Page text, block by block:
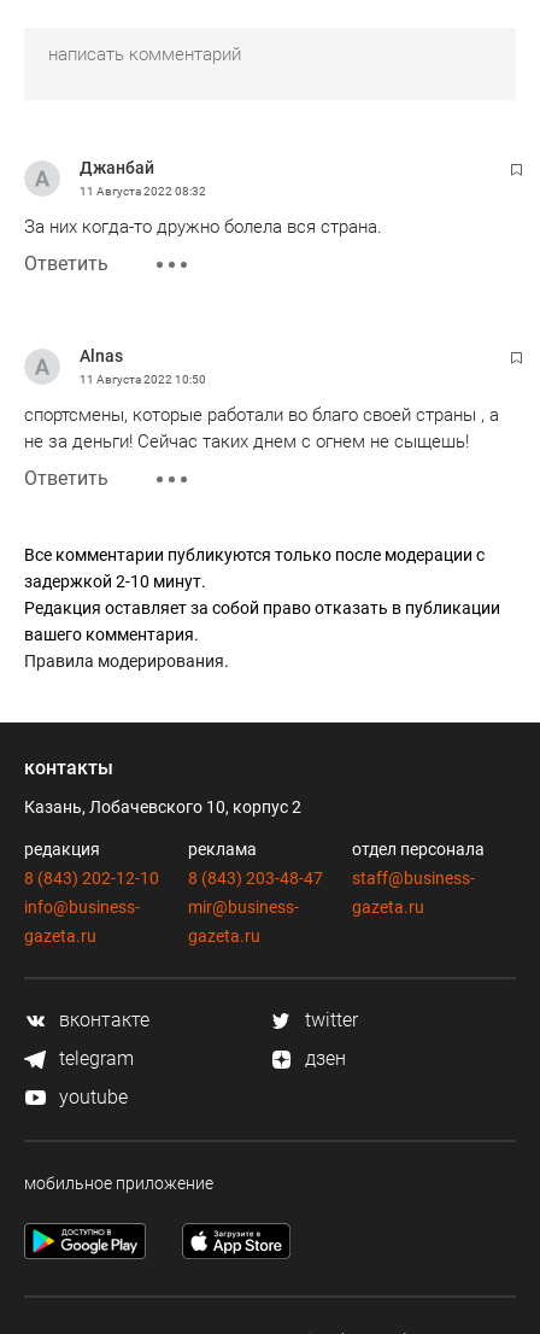
Джанбай
11 Августа 2022 08:32
За них когда-то дружно болела вся страна.
Ответить
Alnas
11 Августа 2022 10:50
спортсмены, которые работали во благо своей страны , а
не за деньги! Сейчас таких днем с огнем не сыщешь!
Ответить
Все комментарии публикуются только после модерации с
задержкой 2-10 минут.
Редакция оставляет за собой право отказать в публикации
вашего комментария.
Правила модерирования.
контакты
Казань, Лобачевского 10, корпус 2
редакция
8 (843) 202-12-10
info@business-
gazeta.ru
реклама
8 (843) 203-48-47
mir@business-
gazeta.ru
отдел персонала
staff@business-
gazeta.ru
вконтакте
twitter
telegram
дзен
youtube
мобильное приложение